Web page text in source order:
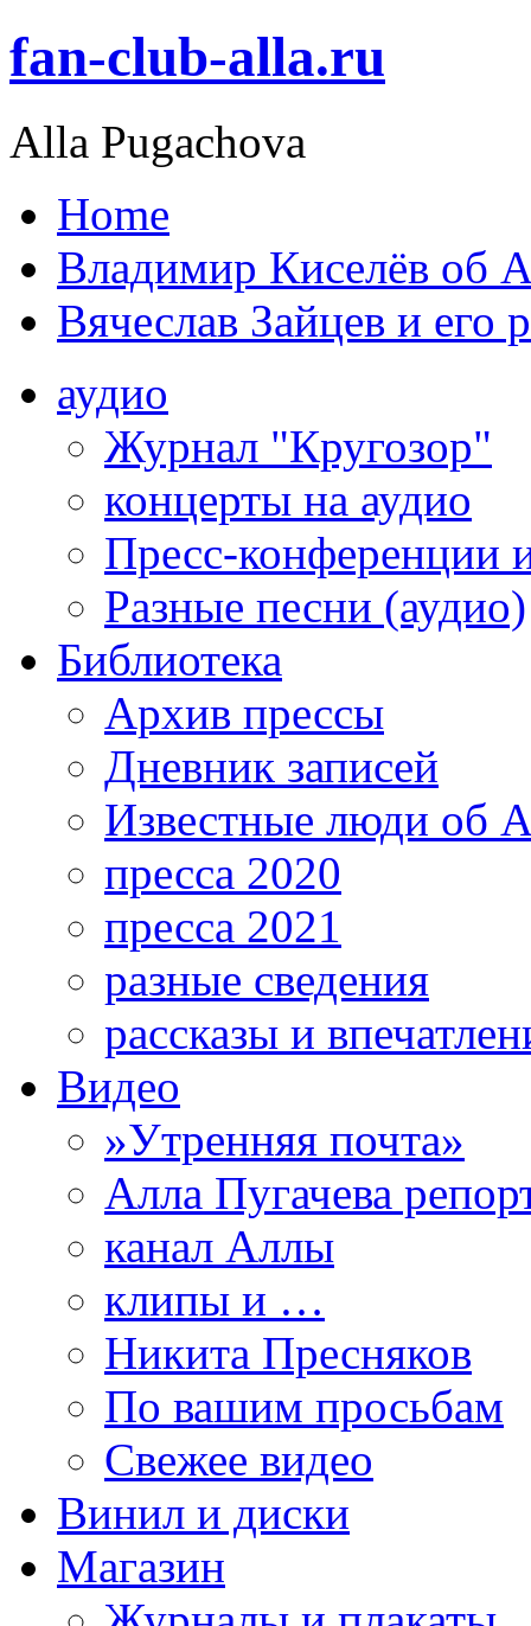
fan-club-alla.ru
Alla Pugachova
Home
Владимир Киселёв об
Вячеслав Зайцев и его
аудио
Журнал "Кругозор"
концерты на аудио
Пресс-конференции
Разные песни (аудио)
Библиотека
Архив прессы
Дневник записей
Известные люди об
пресса 2020
пресса 2021
разные сведения
рассказы и
Видео
»Утренняя почта»
Алла Пугачева
канал Аллы
клипы и …
Никита Пресняков
По вашим просьбам
Свежее видео
Винил и диски
Магазин